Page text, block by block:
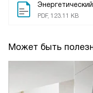
PDF, 123.11 KB
Может быть